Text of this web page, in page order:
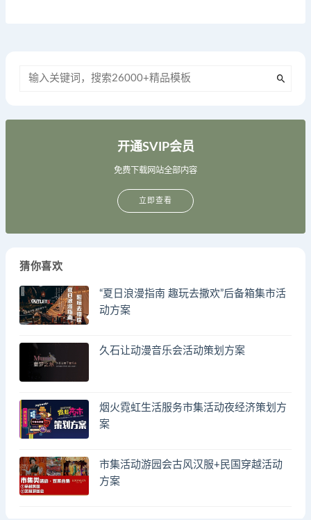
开通SVIP会员
免费下载网站全部内容
立即查看
猜你喜欢
“夏日浪漫指南 趣玩去撒欢”后备箱集市活
动方案
久石让动漫音乐会活动策划方案
烟火霓虹生活服务市集活动夜经济策划方
案
市集活动游园会古风汉服+民国穿越活动
方案